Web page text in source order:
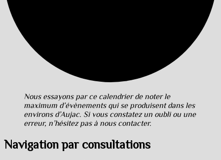
Nous essayons par ce calendrier de noter le
maximum d’évènements qui se produisent dans les
environs d’Aujac. Si vous constatez un oubli ou une
erreur, n’hésitez pas à nous contacter.
Navigation par consultations